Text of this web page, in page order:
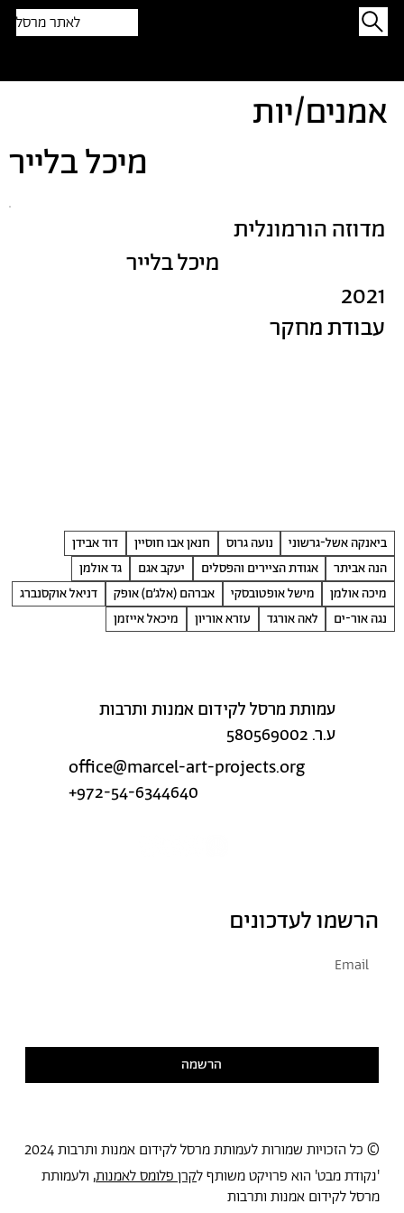
לאתר מרסל
עבודת מחקר
מדוזה הורמונלית
מיכל בלייר
2021
ביאנקה אשל-גרשוני נועה גרוס חנאן אבו חוסיין
דוד אבידן
הנה אביתר
אגודת הציירים והפסלים יעקב אגם
גד אולמן
מיכה אולמן
מישל אופטובסקי אברהם (אלג׳ם) אופק
דניאל אוקסנברג
נגה אור-ים
לאה אורגד עזרא אוריון מיכאל אייזמן
מיכל בלייר
אמנים/יות
עמותת מרסל לקידום אמנות ותרבות
ע.ר. 580569002
office@marcel-art-projects.org
+972-54-6344640
הרשמו לעדכונים
הרשמה
© כל הזכויות שמורות לעמותת מרסל לקידום אמנות ותרבות 2024
'נקודת מבט' הוא פרויקט משותף לקרן פלומס לאמנות, ולעמותת
מרסל לקידום אמנות ותרבות